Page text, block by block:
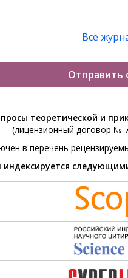
Все
Отправить
теоретической и
(лицензионный договор №
в перечень
индексируется